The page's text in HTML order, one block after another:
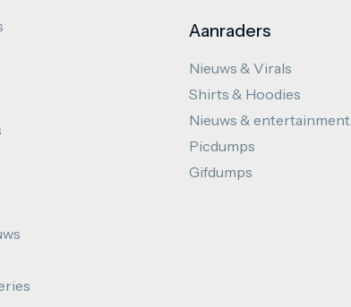
Aanraders
Nieuws & Virals
Shirts & Hoodies
Nieuws & entertainment
Picdumps
Gifdumps